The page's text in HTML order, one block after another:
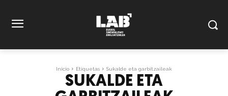
Inicio Etiquetas Sukalde eta garbitzaileak
SUKALDE ETA